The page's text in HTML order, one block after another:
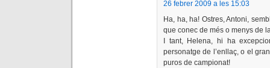
26 febrer 2009 a les 15:03
Ha, ha, ha! Ostres, Antoni,
que conec de més o menys de
I tant, Helena, hi ha
personatge de l’enllaç, o el
puros de campionat!